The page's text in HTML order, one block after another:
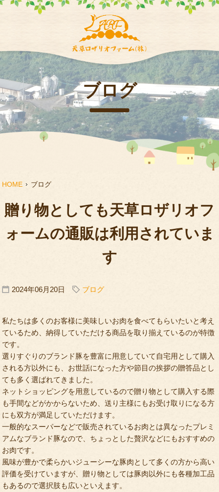
ブログ
HOME ブログ
贈り物としても天草ロザリオフ
ォームの通販は利用されていま
す
2024年06月20日 ブログ
私たちは多くのお客様に美味しいお肉を食べてもらいたいと考え
ているため、納得していただける商品を取り揃えているのが特徴
です。
選りすぐりのブランド豚を豊富に用意していて自宅用として購入
される方以外にも、お世話になった方や節目の挨拶の贈答品とし
ても多く選ばれてきました。
ネットショッピングを用意しているので贈り物として購入する際
も手間などがかからないため、送り主様にもお受け取りになる方
にも双方が満足していただけます。
一般的なスーパーなどで販売されているお肉とは異なったプレミ
アムなブランド豚なので、ちょっとした贅沢などにもおすすめの
お肉です。
風味が豊かで柔らかいジューシーな豚肉として多くの方から高い
評価を受けていますが、贈り物としては豚肉以外にも各種加工品
もあるので選択肢も広いといえます。